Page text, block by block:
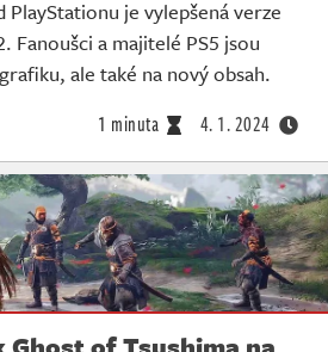
je vylepšená verze
Fanoušci a majitelé PS5 jsou
ale také na nový obsah.
1 minuta 4. 1. 2024